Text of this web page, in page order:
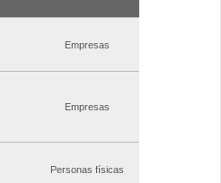
Empresas
Empresas
Personas físicas